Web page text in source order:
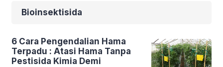
Bioinsektisida
6 Cara Pengendalian Hama
Terpadu : Atasi Hama Tanpa
Pestisida Kimia Demi